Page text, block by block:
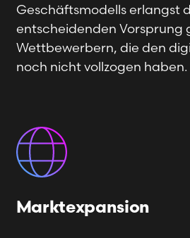
Geschäftsmodells erlangst
entscheidenden Vorsprung
Wettbewerbern, die den
noch nicht vollzogen haben.
Marktexpansion